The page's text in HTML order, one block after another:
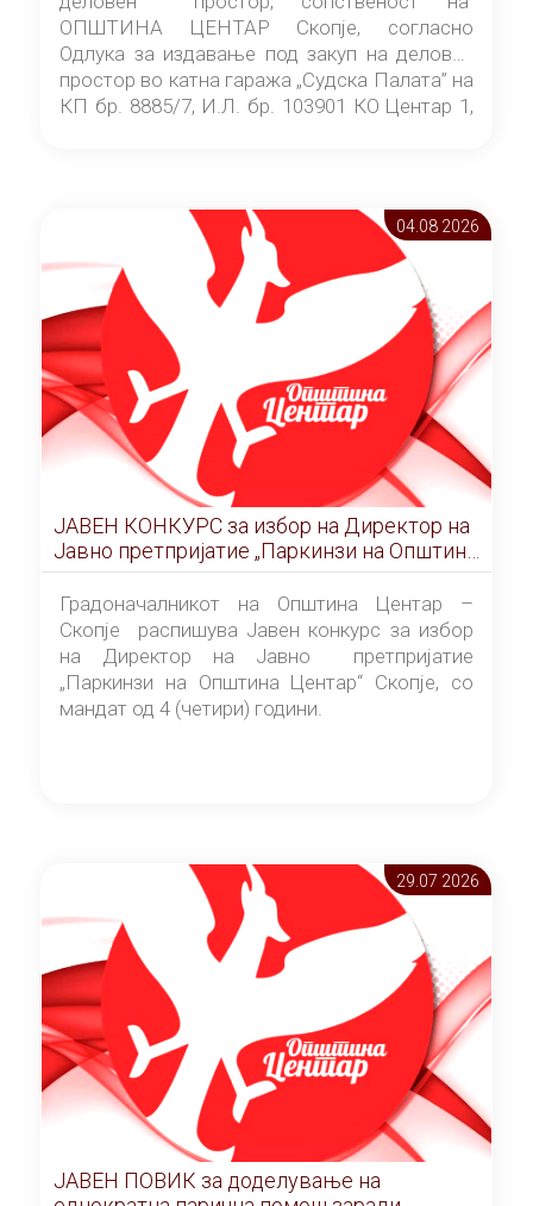
ОПШТИНА ЦЕНТАР Скопје, согласно
Одлука за издавање под закуп на деловен
простор во катна гаража „Судска Палата” на
КП бр. 8885/7, И.Л. бр. 103901 КО Центар 1,
Скопје” број 9/2026), за времетраење од 3
(три) години од денот на потпишувањето на
Договорот за закуп со најповолниот
понудувач.
04.08 2026
ЈАВЕН КОНКУРС за избор на Директор на
Јавно претпријатие „Паркинзи на Општина
Центар“ – Скопје
Градоначалникот на Општина Центар –
Скопје распишува Јавен конкурс за избор
на Директор на Јавно претпријатие
„Паркинзи на Општина Центар“ Скопје, со
мандат од 4 (четири) години.
29.07 2026
ЈАВЕН ПОВИК за доделување на